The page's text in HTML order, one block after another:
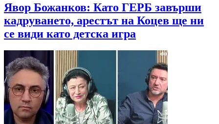
Явор Божанков: Като ГЕРБ завърши
кадруването, арестът на Коцев ще ни
се види като детска игра